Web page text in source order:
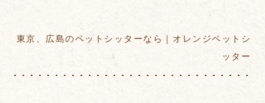
東京、広島のペットシッターなら｜オレンジペットシ
ッター